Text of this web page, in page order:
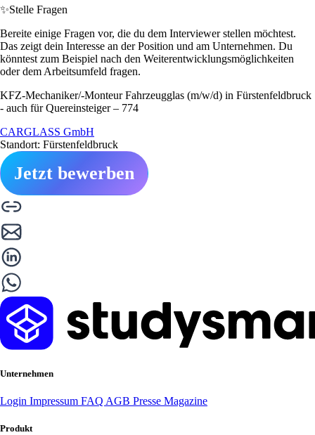
✨Stelle Fragen
Bereite einige Fragen vor, die du dem Interviewer stellen möchtest.
Das zeigt dein Interesse an der Position und am Unternehmen. Du
könntest zum Beispiel nach den Weiterentwicklungsmöglichkeiten
oder dem Arbeitsumfeld fragen.
KFZ-Mechaniker/-Monteur Fahrzeugglas (m/w/d) in Fürstenfeldbruck
- auch für Quereinsteiger – 774
CARGLASS GmbH
Standort: Fürstenfeldbruck
Jetzt bewerben
Unternehmen
Login Impressum FAQ AGB Presse Magazine
Produkt